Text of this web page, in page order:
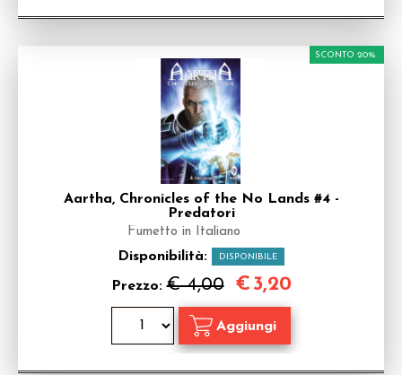
Aartha, Chronicles of the No Lands #4 -
Predatori
Fumetto in Italiano
Disponibilità: DISPONIBILE
Prezzo:€ 4,00
SCONTO 20%
€ 3,20